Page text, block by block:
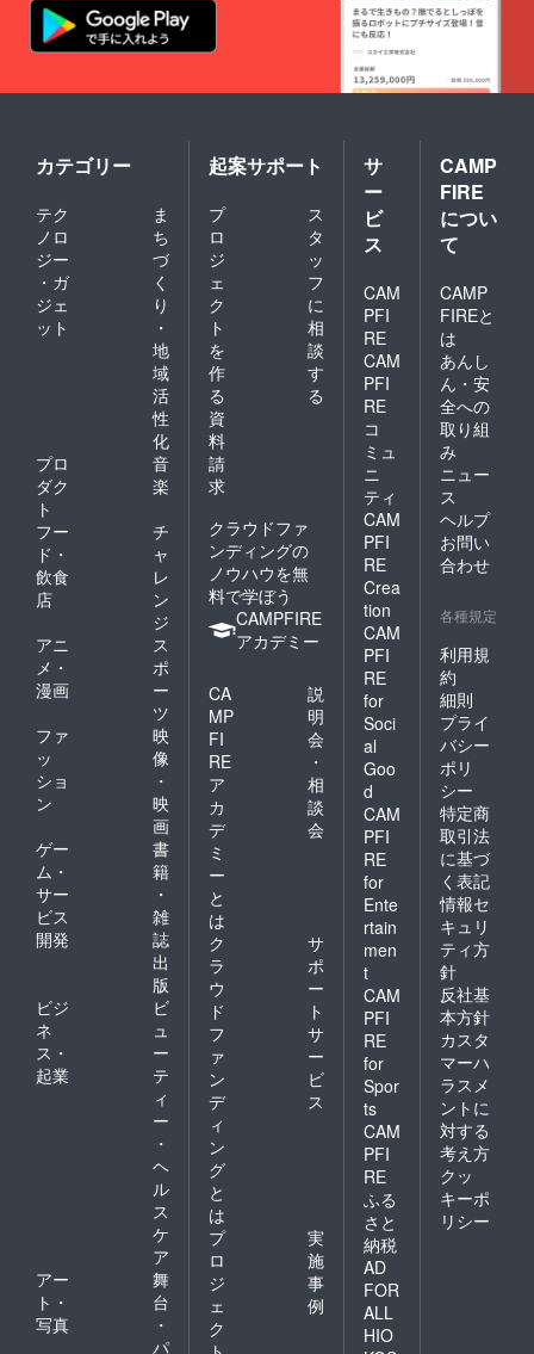
カテゴリー
テク
ノロ
ジー
・ガ
ジェ
ット
ま
ち
づ
く
り
・
地
域
活
性
化
プロ
ダク
ト
音
楽
フー
ド・
飲食
店
チ
ャ
レ
ン
ジ
アニ
メ・
漫画
ス
ポ
ー
ツ
ファ
ッ
ショ
ン
映
像
・
映
画
ゲー
ム・
サー
ビス
開発
書
籍
・
雑
誌
出
版
ビジ
ネ
ス・
起業
ビ
ュ
ー
テ
ィ
ー
・
ヘ
ル
ス
ケ
ア
アー
ト・
写真
舞
台
・
パ
起案サポート
プ
ロ
ジ
ェ
ク
ト
を
作
る
ス
タ
ッ
フ
に
相
談
す
る
資
料
請
求
クラウドファ
ンディングの
ノウハウを無
料で学ぼう
CAMPFIRE
アカデミー
CA
MP
FI
RE
ア
カ
デ
ミ
ー
と
は
説
明
会
・
相
談
会
ク
ラ
ウ
ド
フ
ァ
ン
デ
ィ
ン
グ
と
は
サ
ポ
ー
ト
サ
ー
ビ
ス
プ
ロ
ジ
ェ
ク
実
施
事
例
サ
ー
ビ
ス
CAM
PFI
RE
CAM
PFI
RE
コ
ミュ
ニ
ティ
CAM
PFI
RE
Crea
tion
CAM
PFI
RE
for
Soci
al
Goo
d
CAM
PFI
RE
for
Ente
rtain
men
t
CAM
PFI
RE
for
Spor
ts
CAM
PFI
RE
ふる
さと
納税
AD
FOR
ALL
HIO
CAMP
FIRE
につい
て
CAMP
FIREと
は
あんし
ん・安
全への
取り組
み
ニュー
ス
ヘルプ
お問い
合わせ
各種規定
利用規
約
細則
プライ
バシー
ポリ
シー
特定商
取引法
に基づ
く表記
情報セ
キュリ
ティ方
針
反社基
本方針
カスタ
マーハ
ラスメ
ントに
対する
考え方
クッ
キーポ
リシー